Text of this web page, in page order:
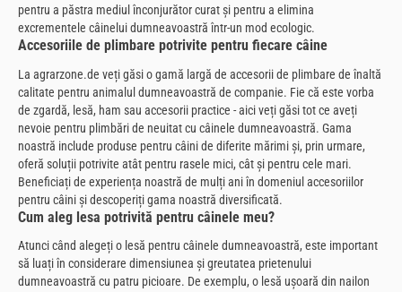
pentru a păstra mediul înconjurător curat și pentru a elimina
excrementele câinelui dumneavoastră într-un mod ecologic.
Accesoriile de plimbare potrivite pentru fiecare câine
La agrarzone.de veți găsi o gamă largă de accesorii de plimbare de înaltă
calitate pentru animalul dumneavoastră de companie. Fie că este vorba
de zgardă, lesă, ham sau accesorii practice - aici veți găsi tot ce aveți
nevoie pentru plimbări de neuitat cu câinele dumneavoastră. Gama
noastră include produse pentru câini de diferite mărimi și, prin urmare,
oferă soluții potrivite atât pentru rasele mici, cât și pentru cele mari.
Beneficiați de experiența noastră de mulți ani în domeniul accesoriilor
pentru câini și descoperiți gama noastră diversificată.
Cum aleg lesa potrivită pentru câinele meu?
Atunci când alegeți o lesă pentru câinele dumneavoastră, este important
să luați în considerare dimensiunea și greutatea prietenului
dumneavoastră cu patru picioare. De exemplu, o lesă ușoară din nailon